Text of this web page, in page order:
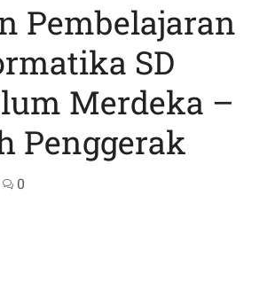
Pembelajaran
SD
Merdeka –
Penggerak
0